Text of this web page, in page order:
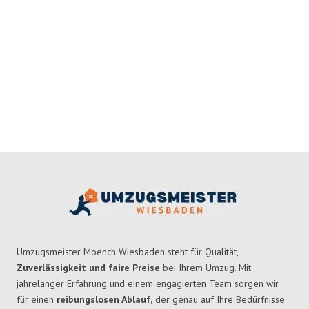
Umzugsmeister Moench Wiesbaden steht für Qualität,
Zuverlässigkeit und faire Preise bei Ihrem Umzug. Mit
jahrelanger Erfahrung und einem engagierten Team sorgen wir
für einen reibungslosen Ablauf, der genau auf Ihre Bedürfnisse